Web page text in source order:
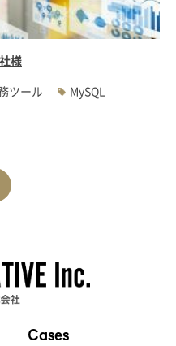
様
ツール
MySQL
Cases